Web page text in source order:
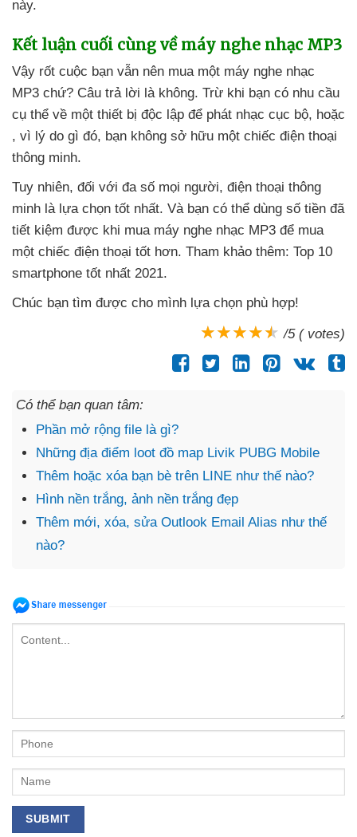
này.
Kết luận cuối cùng về máy nghe nhạc MP3
Vậy rốt cuộc bạn vẫn nên mua một máy nghe nhạc
MP3 chứ? Câu trả lời là không. Trừ khi bạn có nhu cầu
cụ thể về một thiết bị độc lập để phát nhạc cục bộ, hoặc
, vì lý do gì đó, bạn không sở hữu một chiếc điện thoại
thông minh.
Tuy nhiên, đối với đa số mọi người, điện thoại thông
minh là lựa chọn tốt nhất. Và bạn có thể dùng số tiền đã
tiết kiệm được khi mua máy nghe nhạc MP3 để mua
một chiếc điện thoại tốt hơn. Tham khảo thêm: Top 10
smartphone tốt nhất 2021.
Chúc bạn tìm được cho mình lựa chọn phù hợp!
/5 ( votes)
Có thể bạn quan tâm:
Phần mở rộng file là gì?
Những địa điểm loot đồ map Livik PUBG Mobile
Thêm hoặc xóa bạn bè trên LINE như thế nào?
Hình nền trắng, ảnh nền trắng đẹp
Thêm mới, xóa, sửa Outlook Email Alias như thế
nào?